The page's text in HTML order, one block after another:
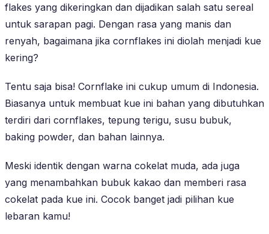
flakes yang dikeringkan dan dijadikan salah satu sereal
untuk sarapan pagi. Dengan rasa yang manis dan
renyah, bagaimana jika cornflakes ini diolah menjadi kue
kering?
Tentu saja bisa! Cornflake ini cukup umum di Indonesia.
Biasanya untuk membuat kue ini bahan yang dibutuhkan
terdiri dari cornflakes, tepung terigu, susu bubuk,
baking powder, dan bahan lainnya.
Meski identik dengan warna cokelat muda, ada juga
yang menambahkan bubuk kakao dan memberi rasa
cokelat pada kue ini. Cocok banget jadi pilihan kue
lebaran kamu!